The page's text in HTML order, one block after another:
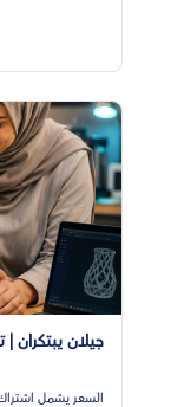
جيلان يبتكران
السعر يشمل اشتراك شخصين: